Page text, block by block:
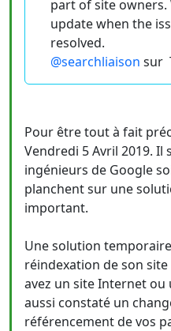
part of site
update when the
resolved.
@searchliaison sur
Pour être tout à fait
Vendredi 5 Avril 2019. Il
ingénieurs de Google
planchent sur une
important.
Une solution
réindexation de son
avez un site Internet ou
aussi constaté un
référencement de vos